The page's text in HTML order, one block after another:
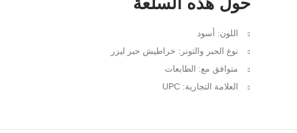
اللون: أسود
نوع الحبر والتونر: خراطيش حبر ليزر
متوافق مع: الطابعات
العلامة التجارية: UPC